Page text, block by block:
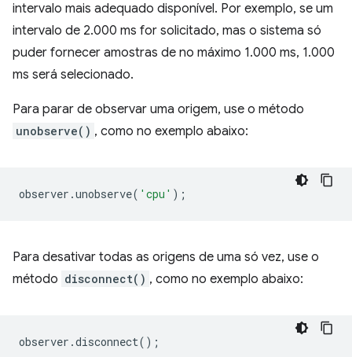
intervalo mais adequado disponível. Por exemplo, se um
intervalo de 2.000 ms for solicitado, mas o sistema só
puder fornecer amostras de no máximo 1.000 ms, 1.000
ms será selecionado.
Para parar de observar uma origem, use o método
unobserve() , como no exemplo abaixo:
observer .unobserve( 'cpu' );
Para desativar todas as origens de uma só vez, use o
método disconnect() , como no exemplo abaixo:
observer .disconnect();